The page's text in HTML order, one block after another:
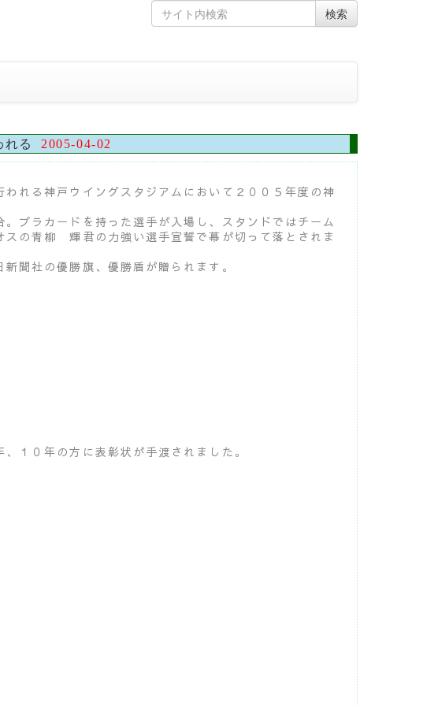
Skip
to
Search
for
検索
れる 2005-04-02
れる神戸ウイングスタジアムにおいて２００５年度の神
プラカードを持った選手が入場し、スタンドではチーム
の青柳 輝君の力強い選手宣誓で幕が切って落とされま
聞社の優勝旗、優勝盾が贈られます。
１０年の方に表彰状が手渡されました。